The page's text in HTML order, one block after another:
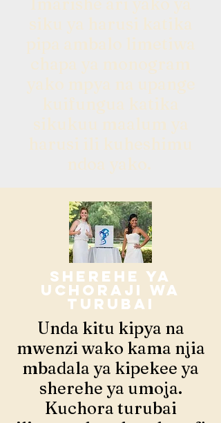
sherehe ya
uchoraji wa
turubai
Unda kitu kipya na
mwenzi wako kama njia
mbadala ya kipekee ya
sherehe ya umoja.
Kuchora turubai